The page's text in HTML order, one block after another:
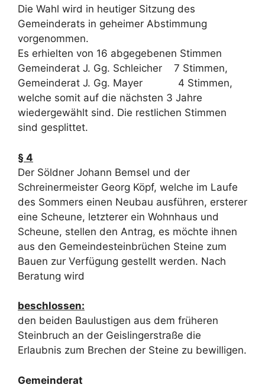
Die Wahl wird in heutiger Sitzung des
Gemeinderats in geheimer Abstimmung
vorgenommen.
Es erhielten von 16 abgegebenen Stimmen
Gemeinderat J. Gg. Schleicher 7 Stimmen,
Gemeinderat J. Gg. Mayer 4 Stimmen,
welche somit auf die nächsten 3 Jahre
wiedergewählt sind. Die restlichen Stimmen
sind gesplittet.
§ 4
Der Söldner Johann Bemsel und der
Schreinermeister Georg Köpf, welche im Laufe
des Sommers einen Neubau ausführen, ersterer
eine Scheune, letzterer ein Wohnhaus und
Scheune, stellen den Antrag, es möchte ihnen
aus den Gemeindesteinbrüchen Steine zum
Bauen zur Verfügung gestellt werden. Nach
Beratung wird
beschlossen:
den beiden Baulustigen aus dem früheren
Steinbruch an der Geislingerstraße die
Erlaubnis zum Brechen der Steine zu bewilligen.
Gemeinderat